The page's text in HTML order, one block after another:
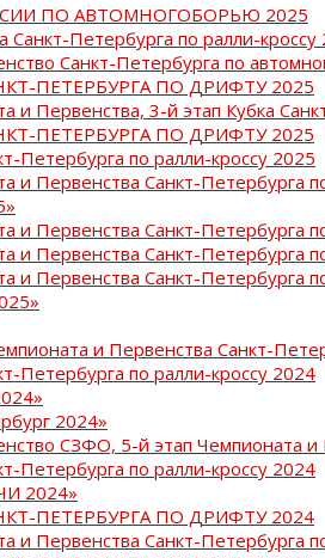
ПО АВТОМНОГОБОРЬЮ 2025
Санкт-Петербурга по ралли-кроссу
Санкт-Петербурга по
ПЕТЕРБУРГА ПО ДРИФТУ 2025
и Первенства, 3-й этап Кубка
ПЕТЕРБУРГА ПО ДРИФТУ 2025
Петербурга по ралли-кроссу 2025
и Первенства Санкт-
и Первенства Санкт-Петербурга
и Первенства Санкт-Петербурга
и Первенства Санкт-Петербурга
и Первенства Санкт-
Петербурга по ралли-кроссу 2024
2024»
СЗФО, 5-й этап Чемпионата
Петербурга по ралли-кроссу 2024
2024»
ПЕТЕРБУРГА ПО ДРИФТУ 2024
и Первенства Санкт-Петербурга